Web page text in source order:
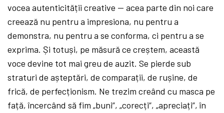
vocea autenticității creative — acea parte din noi care
creează nu pentru a impresiona, nu pentru a
demonstra, nu pentru a se conforma, ci pentru a se
exprima. Și totuși, pe măsură ce creștem, această
voce devine tot mai greu de auzit. Se pierde sub
straturi de așteptări, de comparații, de rușine, de
frică, de perfecționism. Ne trezim creând cu masca pe
față, încercând să fim „buni”, „corecți”, „apreciați”, în